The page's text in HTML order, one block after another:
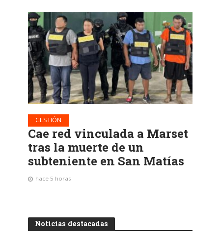
GESTIÓN
Cae red vinculada a Marset
tras la muerte de un
subteniente en San Matías
hace 5 horas
Noticias destacadas